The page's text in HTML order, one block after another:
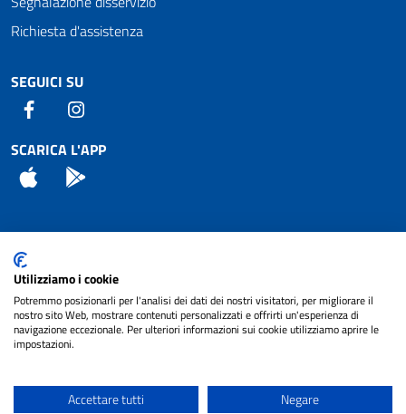
Richiesta d'assistenza
SEGUICI SU
Facebook
SCARICA L'APP
App Store
Attuazione Misure PNRR
Piano di miglioramento del sito
Note legali
cura diNET SMART
Utilizziamo i cookie
Potremmo posizionarli per l'analisi dei dati dei nostri visitatori, per migliorare il
nostro sito Web, mostrare contenuti personalizzati e offrirti un'esperienza di
navigazione eccezionale. Per ulteriori informazioni sui cookie utilizziamo aprire le
impostazioni.
Accettare tutti Negare